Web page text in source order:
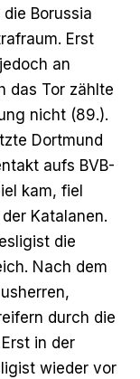
Borussia
Erst
an
das Tor zählte
nicht (89.).
Dortmund
aufs BVB-
kam, fiel
Katalanen.
die
Nach dem
durch die
in der
wieder vor